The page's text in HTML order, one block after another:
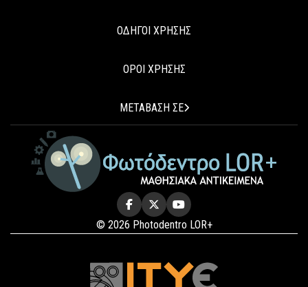
ΟΔΗΓΟΙ ΧΡΗΣΗΣ
ΟΡΟΙ ΧΡΗΣΗΣ
ΜΕΤΑΒΑΣΗ ΣΕ
© 2026 Photodentro LOR+